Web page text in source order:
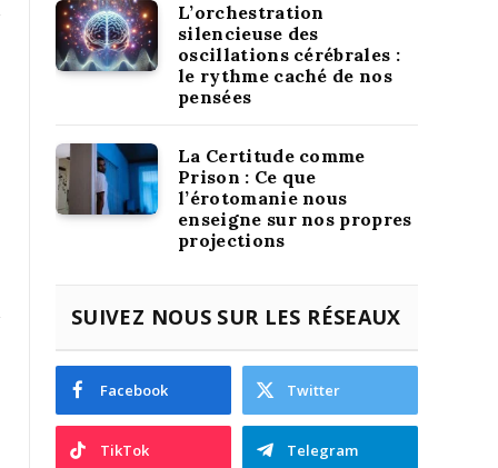
L’orchestration
silencieuse des
oscillations cérébrales :
le rythme caché de nos
pensées
La Certitude comme
Prison : Ce que
l’érotomanie nous
enseigne sur nos propres
projections
SUIVEZ NOUS SUR LES RÉSEAUX
Facebook Twitter
TikTok Telegram